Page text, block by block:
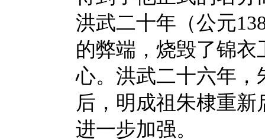
洪武二十年（公元
的弊端，烧毁了锦
心。洪武二十六年
后，明成祖朱棣重
进一步加强。